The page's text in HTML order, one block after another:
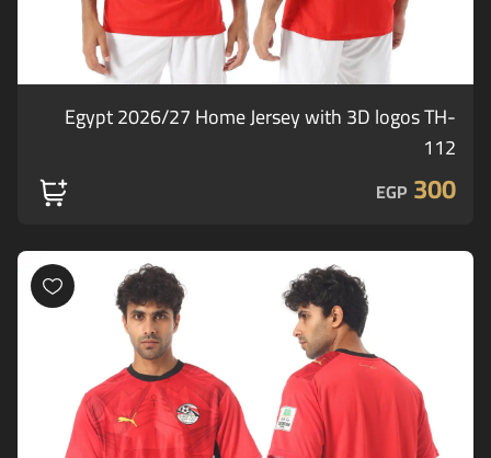
Egypt 2026/27 Home Jersey with 3D logos TH-
112
300
EGP